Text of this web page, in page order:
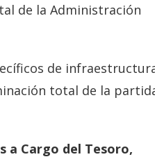
de la Administración
de
total de la
a Cargo del Tesoro,